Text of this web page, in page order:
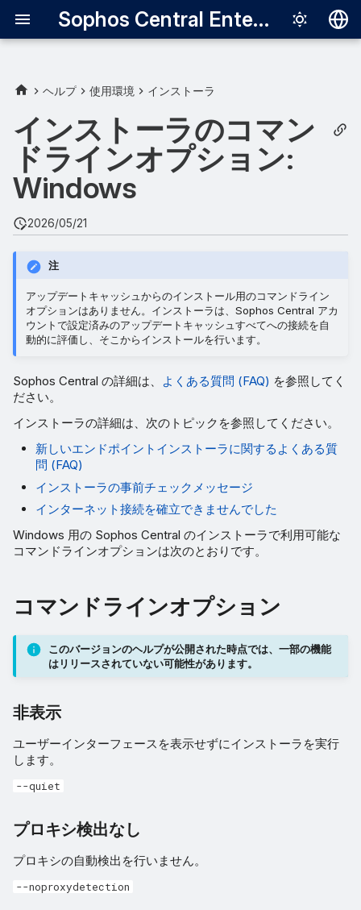
Sophos Central Enterprise
Español
Français
Italiano
한국어
中文（繁體）
非表示
プロキシ検出なし
他社製品の削除なし
言語
グループ
CRT カタログへのパス
メッセージリレー
登録サーバー
プロキシアドレス
プロキシ設定
プロキシユーザー名
ドメイン名の上書き
顧客トークン
インストールする製品
デバイスタグ
ローカル インストールソー
ス
メッセージのログ記録
ヘルプ 使用環境 インストーラ
インストーラのコマン
ドラインオプション:
Windows
2026/05/21
注
アップデートキャッシュからのインストール用のコマンドライン
オプションはありません。インストーラは、Sophos Central アカ
ウントで設定済みのアップデートキャッシュすべてへの接続を自
動的に評価し、そこからインストールを行います。
Sophos Central の詳細は、 よくある質問 (FAQ) を参照してく
ださい。
インストーラの詳細は、次のトピックを参照してください。
新しいエンドポイントインストーラに関するよくある質
問 (FAQ)
インストーラの事前チェックメッセージ
インターネット接続を確立できませんでした
Windows 用の Sophos Central のインストーラで利用可能な
コマンドラインオプションは次のとおりです。
コマンドラインオプション
このバージョンのヘルプが公開された時点では、一部の機能
はリリースされていない可能性があります。
非表示
ユーザーインターフェースを表示せずにインストーラを実行
します。
--quiet
プロキシ検出なし
プロキシの自動検出を行いません。
--noproxydetection